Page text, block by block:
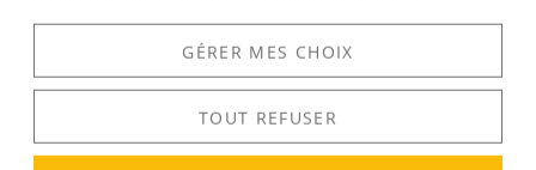
GÉRER MES CHOIX
TOUT REFUSER